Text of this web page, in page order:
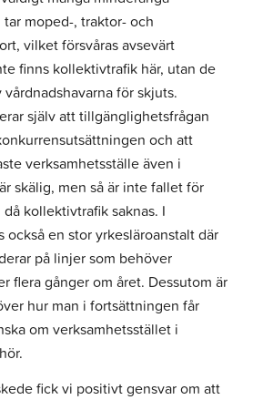
moped-, traktor- och
vilket försvåras avsevärt
finns kollektivtrafik här, utan de
för skjuts.
själv att tillgänglighetsfrågan
och att
verksamhetsställe även i
skälig, men så är inte fallet för
kollektivtrafik saknas. I
också en stor yrkesläroanstalt där
på linjer som behöver
flera gånger om året. Dessutom är
hur man i fortsättningen får
om verksamhetsstället i
fick vi positivt gensvar om att